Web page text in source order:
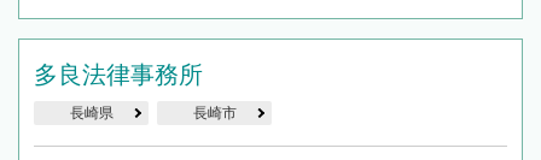
多良法律事務所
長崎県 長崎市